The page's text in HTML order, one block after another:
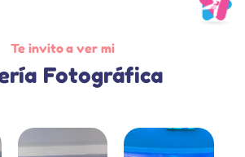
Te invito a ver mi
Fotográfica